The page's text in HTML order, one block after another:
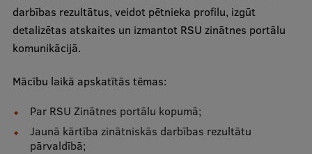
International Student Ambassadors
About Us
Student life
darbības rezultātus, veidot pētnieka profilu, izgūt
detalizētas atskaites un izmantot RSU zinātnes portālu
komunikācijā.
Mācību laikā apskatītās tēmas:
Par RSU Zinātnes portālu kopumā;
Jaunā kārtība zinātniskās darbības rezultātu
pārvaldībā;